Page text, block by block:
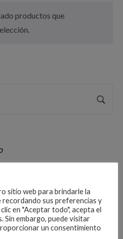
REMOLQUE
productos que
sitio web para brindarle la
recordando sus preferencias y
en "Aceptar todo", acepta el
Sin embargo, puede visitar
un consentimiento